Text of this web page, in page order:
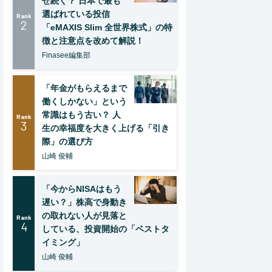
Rank
2
選ばれている投信
「eMAXIS Slim 全世界株式」の特
徴と注意点を改めて解説！
Finasee編集部
Rank
3
「年金がもらえるまで
働くしかない」という
常識はもう古い？ 人
生の幸福度を大きく上げる「引き
際」の選び方
山崎 俊輔
Rank
4
「今からNISAはもう
遅い？」株高で身動き
の取れない人が見落と
している、投資開始の「ベストタ
イミング」
山崎 俊輔